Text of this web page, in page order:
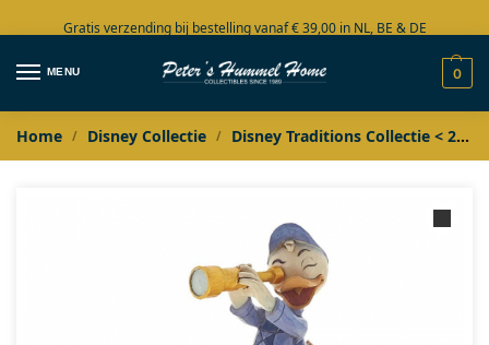
Gratis verzending bij bestelling vanaf € 39,00 in NL, BE & DE
Grote collectie in voorraad
MENU 0
Home / Disney Collectie / Disney Traditions Collectie < 2020